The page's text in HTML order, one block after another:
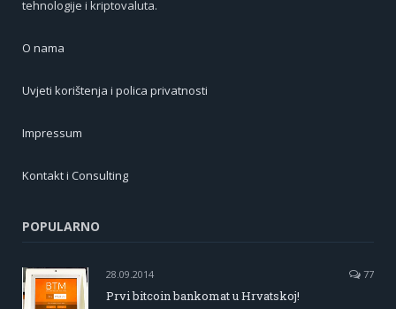
tehnologije i kriptovaluta.
O nama
Uvjeti korištenja i polica privatnosti
Impressum
Kontakt i Consulting
POPULARNO
28.09.2014 77
Prvi bitcoin bankomat u Hrvatskoj!